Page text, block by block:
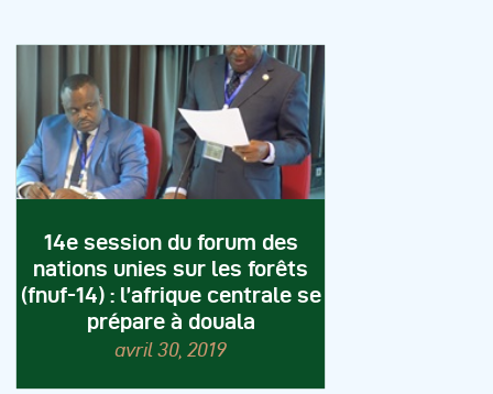
14e session du forum des
nations unies sur les forêts
(fnuf-14) : l’afrique centrale se
prépare à douala
avril 30, 2019